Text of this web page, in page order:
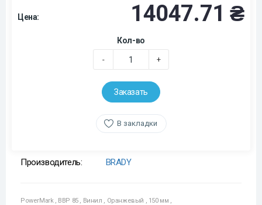
Цена: 14047.71 ₴
Кол-во
- +
Заказать
В закладки
Производитель: BRADY
PowerMark , BBP 85 , Винил , Оранжевый , 150 мм ,